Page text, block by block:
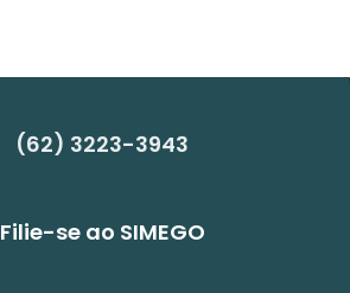
(62) 3223-3943
Filie-se ao SIMEGO